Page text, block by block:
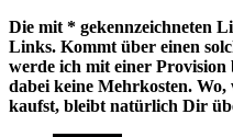
Die mit * gekennzeichneten
Links. Kommt über einen
werde ich mit einer Provision
dabei keine Mehrkosten.
kaufst, bleibt natürlich Dir